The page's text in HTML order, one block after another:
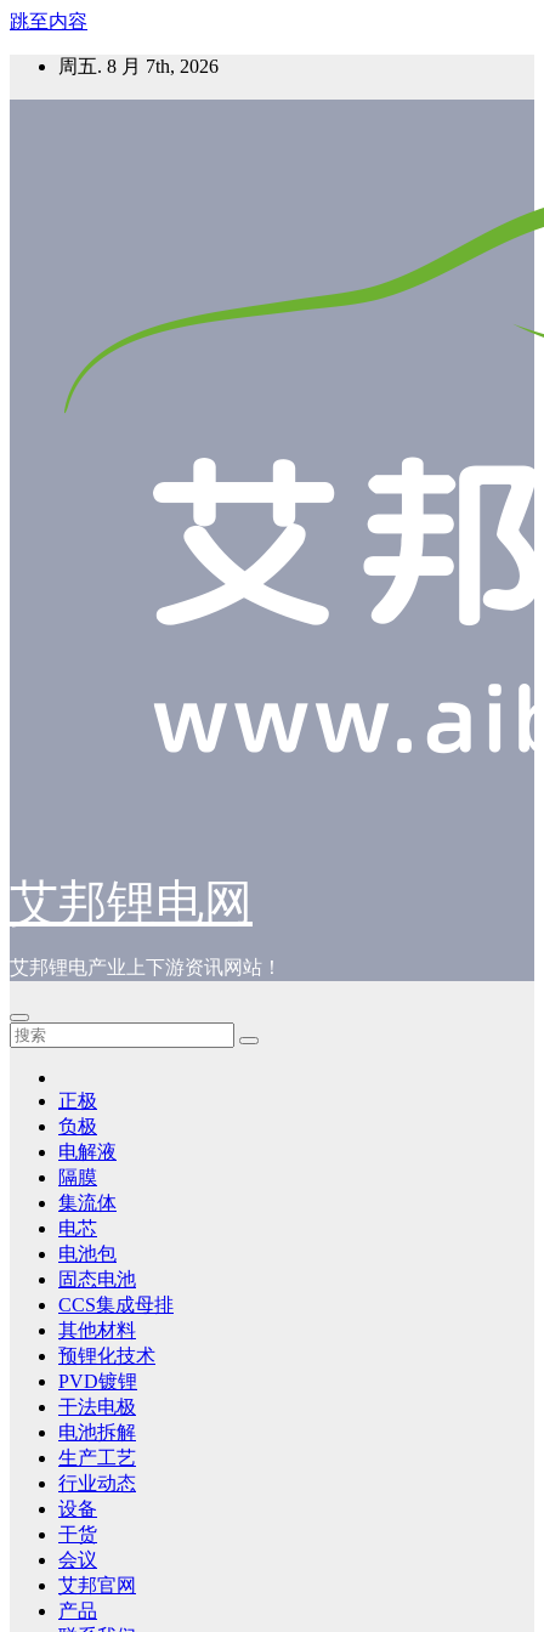
跳至内容
周五. 8 月 7th, 2026
艾邦锂电网
艾邦锂电产业上下游资讯网站！
正极
负极
电解液
隔膜
集流体
电芯
电池包
固态电池
CCS集成母排
其他材料
预锂化技术
PVD镀锂
干法电极
电池拆解
生产工艺
行业动态
设备
干货
会议
艾邦官网
产品